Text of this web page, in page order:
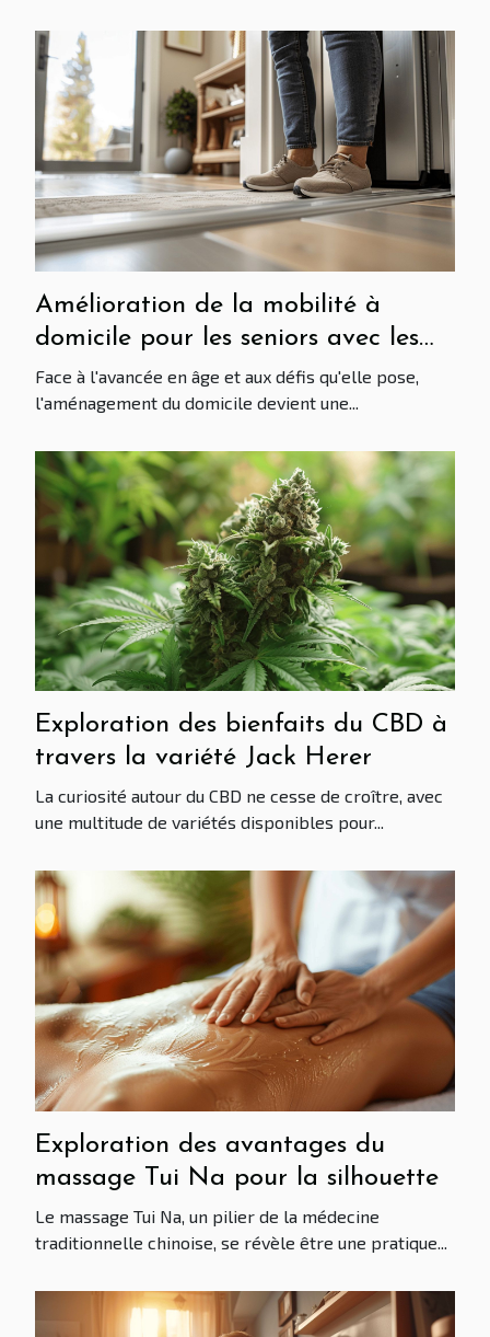
Amélioration de la mobilité à
domicile pour les seniors avec les
ascenseurs domestiques
Face à l'avancée en âge et aux défis qu'elle pose,
l'aménagement du domicile devient une...
Exploration des bienfaits du CBD à
travers la variété Jack Herer
La curiosité autour du CBD ne cesse de croître, avec
une multitude de variétés disponibles pour...
Exploration des avantages du
massage Tui Na pour la silhouette
Le massage Tui Na, un pilier de la médecine
traditionnelle chinoise, se révèle être une pratique...